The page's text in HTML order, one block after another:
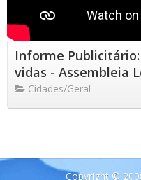
Informe
vidas - Assembleia
Cidades/Geral
Copyright ©